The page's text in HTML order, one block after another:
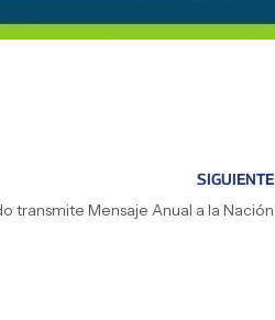
SIGUIENTE
transmite Mensaje Anual a la Nación